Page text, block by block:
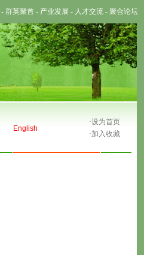
- 群英聚首 - 产业发展 - 人才交流 - 聚合论坛
English
·设为首页
·加入收藏